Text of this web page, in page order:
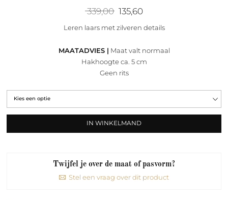
339,00 Oorspronkelijke
prijs
was:
135,60Huidige
is:
Leren laars met zilveren details
MAATADVIES | Maat valt normaal
Hakhoogte ca. 5 cm
Geen rits
IN WINKELMAND
Twijfel je over de maat of pasvorm?
Stel een vraag over dit product